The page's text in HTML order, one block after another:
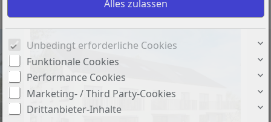
Objekt-Nr.: bauwerk.AM18_W1
Unbedingt erforderliche Cookies
Funktionale Cookies
Performance Cookies
Marketing- / Third Party-Cookies
Drittanbieter-Inhalte